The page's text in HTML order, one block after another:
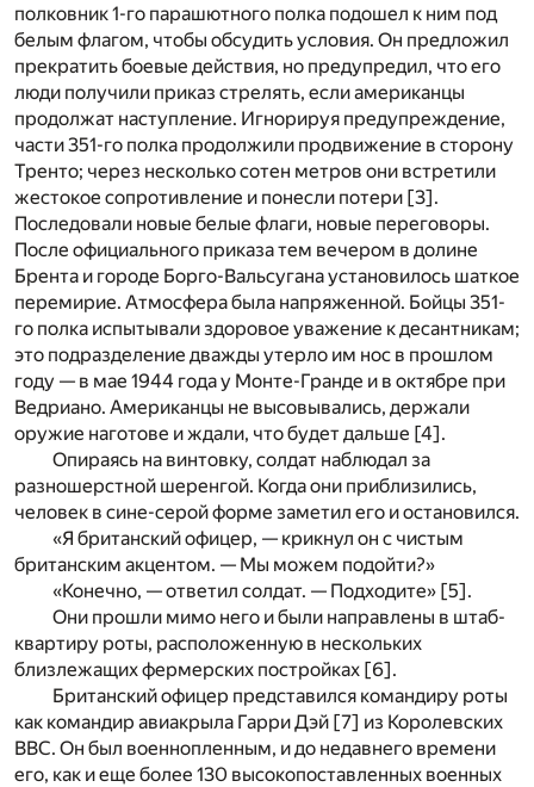
полковник 1-го парашютного полка подошел к ним под
белым флагом, чтобы обсудить условия. Он предложил
прекратить боевые действия, но предупредил, что его
люди получили приказ стрелять, если американцы
продолжат наступление. Игнорируя предупреждение,
части 351-го полка продолжили продвижение в сторону
Тренто; через несколько сотен метров они встретили
жестокое сопротивление и понесли потери [3].
Последовали новые белые флаги, новые переговоры.
После официального приказа тем вечером в долине
Брента и городе Борго-Вальсугана установилось шаткое
перемирие. Атмосфера была напряженной. Бойцы 351-
го полка испытывали здоровое уважение к десантникам;
это подразделение дважды утерло им нос в прошлом
году — в мае 1944 года у Монте-Гранде и в октябре при
Ведриано. Американцы не высовывались, держали
оружие наготове и ждали, что будет дальше [4].
Опираясь на винтовку, солдат наблюдал за
разношерстной шеренгой. Когда они приблизились,
человек в сине-серой форме заметил его и остановился.
«Я британский офицер, — крикнул он с чистым
британским акцентом. — Мы можем подойти?»
«Конечно, — ответил солдат. — Подходите» [5].
Они прошли мимо него и были направлены в штаб-
квартиру роты, расположенную в нескольких
близлежащих фермерских постройках [6].
Британский офицер представился командиру роты
как командир авиакрыла Гарри Дэй [7] из Королевских
ВВС. Он был военнопленным, и до недавнего времени
его, как и еще более 130 высокопоставленных военных